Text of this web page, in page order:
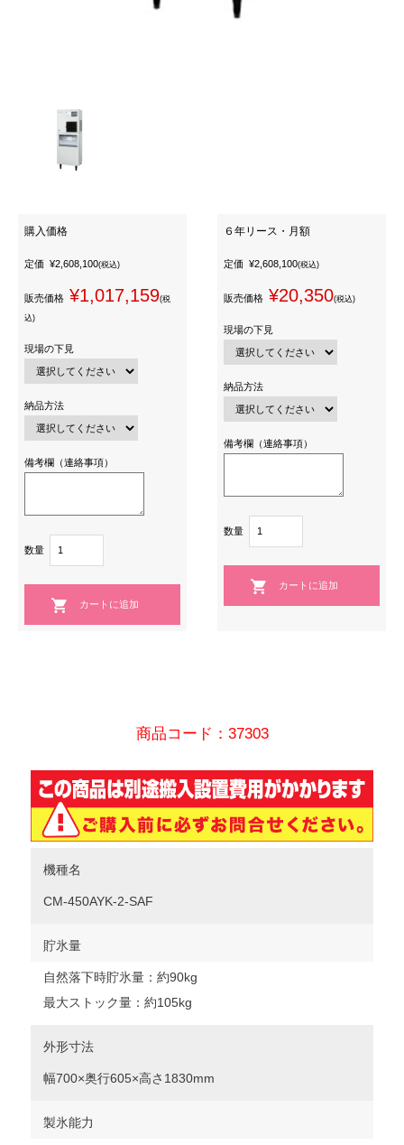
購入価格
定価 ¥2,608,100(税込)
販売価格 ¥1,017,159(税
込)
現場の下見
納品方法
備考欄（連絡事項）
数量
６年リース・月額
定価 ¥2,608,100(税込)
販売価格 ¥20,350(税込)
現場の下見
納品方法
備考欄（連絡事項）
数量
商品コード：37303
機種名
CM-450AYK-2-SAF
貯氷量
自然落下時貯氷量：約90kg
最大ストック量：約105kg
外形寸法
幅700×奥行605×高さ1830mm
製氷能力